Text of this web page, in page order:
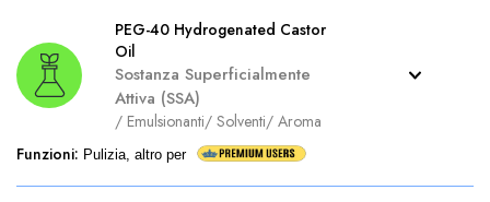
PEG-40 Hydrogenated Castor
Oil
Sostanza Superficialmente
Attiva (SSA)
/ Emulsionanti/ Solventi/ Aroma
Funzioni: Pulizia, altro per